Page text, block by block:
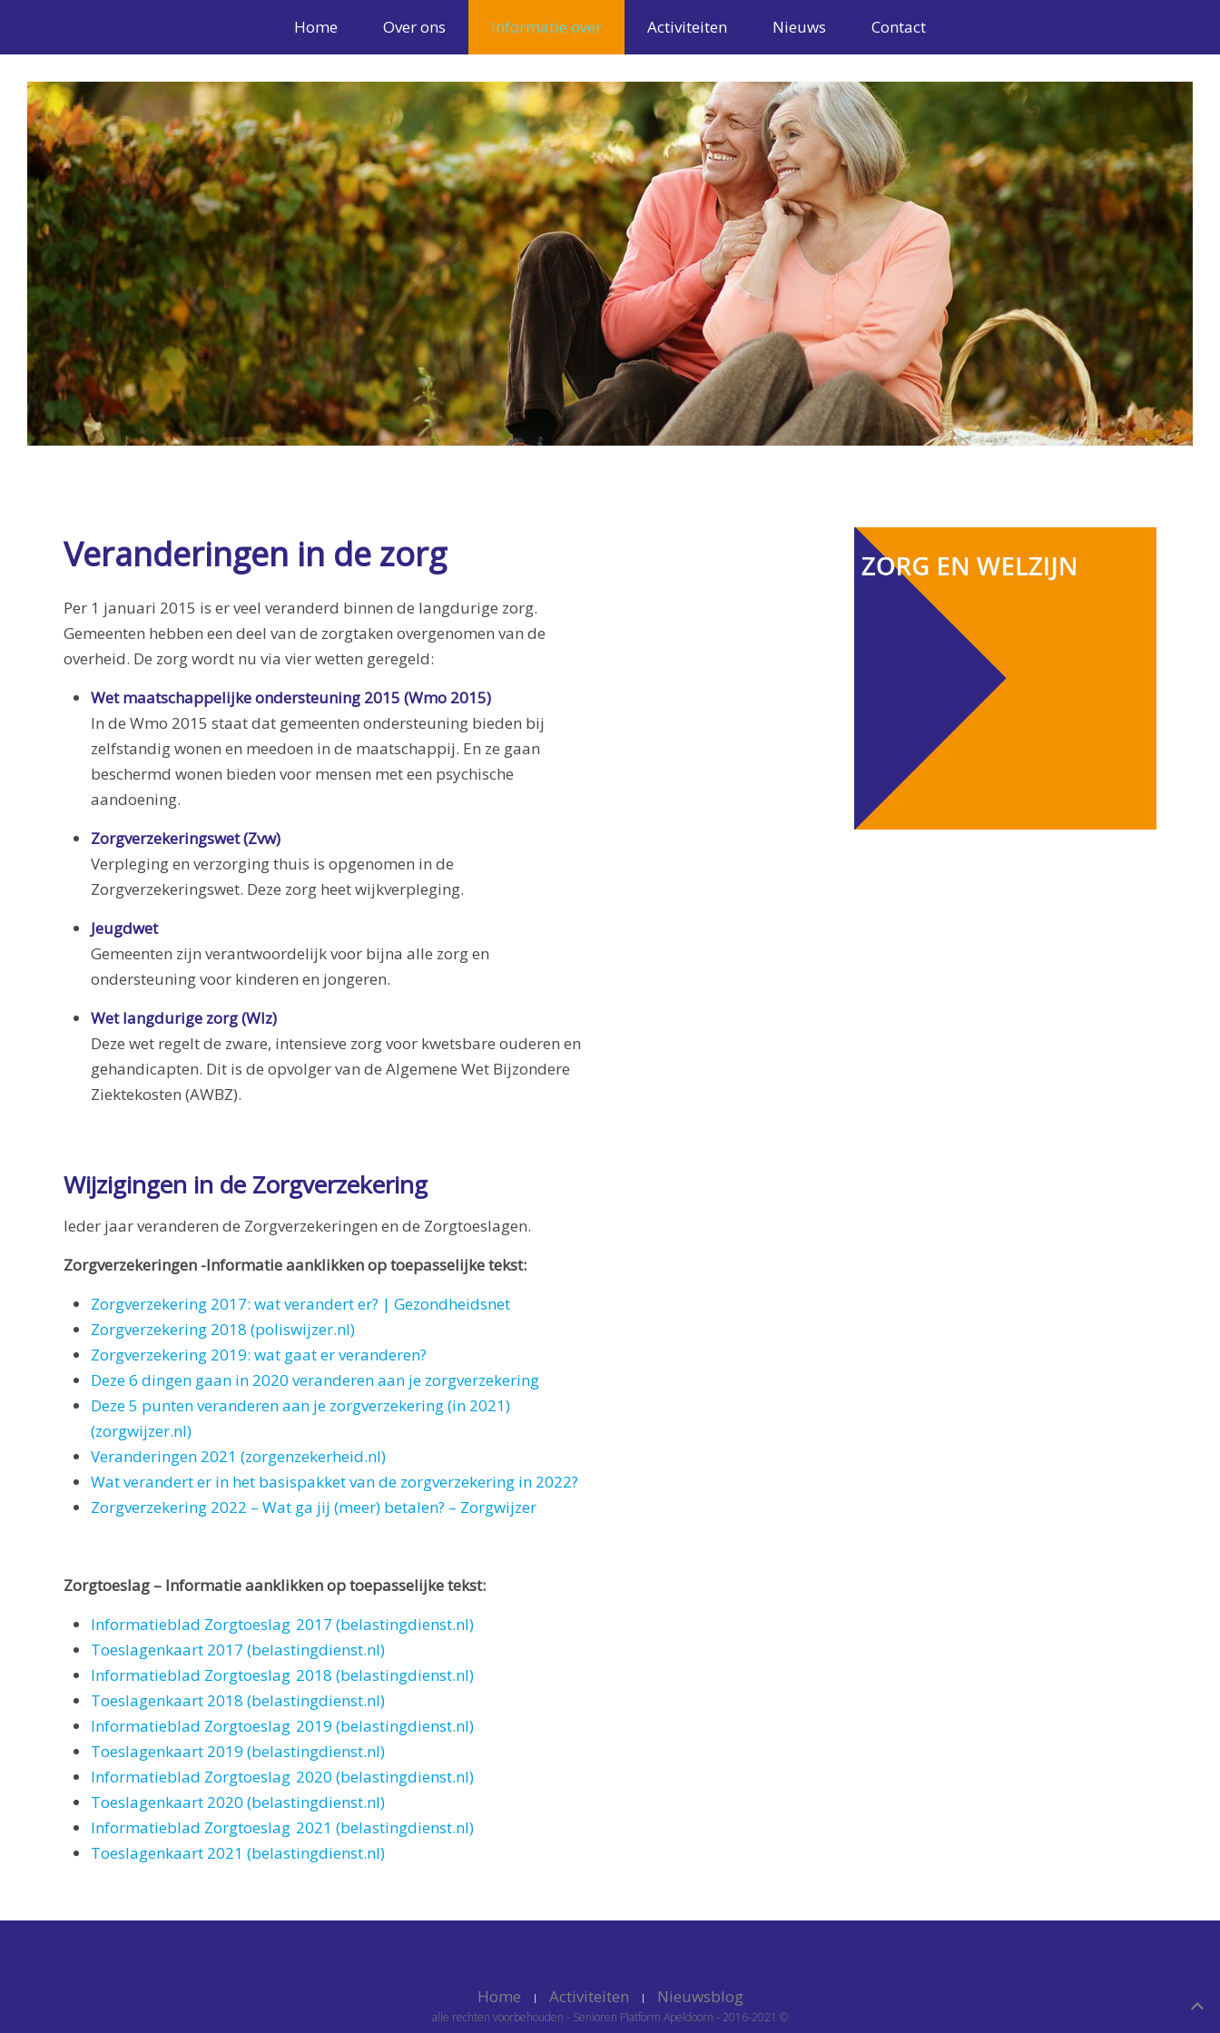
Home Over ons Informatie over Activiteiten Nieuws Contact
Veranderingen in de zorg
Per 1 januari 2015 is er veel veranderd binnen de langdurige zorg.
Gemeenten hebben een deel van de zorgtaken overgenomen van de
overheid. De zorg wordt nu via vier wetten geregeld:
Wet maatschappelijke ondersteuning 2015 (Wmo 2015)
In de Wmo 2015 staat dat gemeenten ondersteuning bieden bij
zelfstandig wonen en meedoen in de maatschappij. En ze gaan
beschermd wonen bieden voor mensen met een psychische
aandoening.
Zorgverzekeringswet (Zvw)
Verpleging en verzorging thuis is opgenomen in de
Zorgverzekeringswet. Deze zorg heet wijkverpleging.
Jeugdwet
Gemeenten zijn verantwoordelijk voor bijna alle zorg en
ondersteuning voor kinderen en jongeren.
Wet langdurige zorg (Wlz)
Deze wet regelt de zware, intensieve zorg voor kwetsbare ouderen en
gehandicapten. Dit is de opvolger van de Algemene Wet Bijzondere
Ziektekosten (AWBZ).
Wijzigingen in de Zorgverzekering
Ieder jaar veranderen de Zorgverzekeringen en de Zorgtoeslagen.
Zorgverzekeringen -Informatie aanklikken op toepasselijke tekst:
Zorgverzekering 2017: wat verandert er? | Gezondheidsnet
Zorgverzekering 2018 (poliswijzer.nl)
Zorgverzekering 2019: wat gaat er veranderen?
Deze 6 dingen gaan in 2020 veranderen aan je zorgverzekering
Deze 5 punten veranderen aan je zorgverzekering (in 2021)
(zorgwijzer.nl)
Veranderingen 2021 (zorgenzekerheid.nl)
Wat verandert er in het basispakket van de zorgverzekering in 2022?
Zorgverzekering 2022 – Wat ga jij (meer) betalen? – Zorgwijzer
Zorgtoeslag – Informatie aanklikken op toepasselijke tekst:
Informatieblad Zorgtoeslag 2017 (belastingdienst.nl)
Toeslagenkaart 2017 (belastingdienst.nl)
Informatieblad Zorgtoeslag 2018 (belastingdienst.nl)
Toeslagenkaart 2018 (belastingdienst.nl)
Informatieblad Zorgtoeslag 2019 (belastingdienst.nl)
Toeslagenkaart 2019 (belastingdienst.nl)
Informatieblad Zorgtoeslag 2020 (belastingdienst.nl)
Toeslagenkaart 2020 (belastingdienst.nl)
Informatieblad Zorgtoeslag 2021 (belastingdienst.nl)
Toeslagenkaart 2021 (belastingdienst.nl)
Home Activiteiten Nieuwsblog
alle rechten voorbehouden - Senioren Platform Apeldoorn - 2016-2021 ©